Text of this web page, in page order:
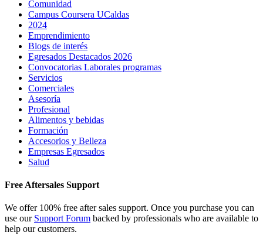
Comunidad
Campus Coursera UCaldas
2024
Emprendimiento
Blogs de interés
Egresados Destacados 2026
Convocatorias Laborales programas
Servicios
Comerciales
Asesoría
Profesional
Alimentos y bebidas
Formación
Accesorios y Belleza
Empresas Egresados
Salud
Free Aftersales Support
We offer 100% free after sales support. Once you purchase you can
use our Support Forum backed by professionals who are available to
help our customers.